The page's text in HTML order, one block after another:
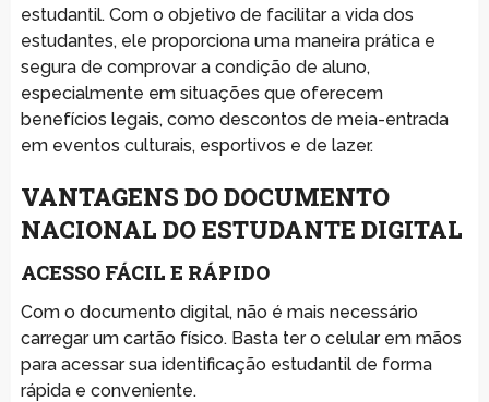
estudantil. Com o objetivo de facilitar a vida dos
estudantes, ele proporciona uma maneira prática e
segura de comprovar a condição de aluno,
especialmente em situações que oferecem
benefícios legais, como descontos de meia-entrada
em eventos culturais, esportivos e de lazer.
VANTAGENS DO DOCUMENTO
NACIONAL DO ESTUDANTE DIGITAL
ACESSO FÁCIL E RÁPIDO
Com o documento digital, não é mais necessário
carregar um cartão físico. Basta ter o celular em mãos
para acessar sua identificação estudantil de forma
rápida e conveniente.